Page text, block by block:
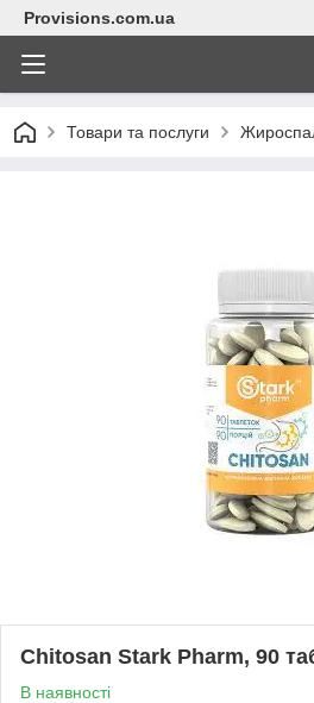
Provisions.com.ua
Товари та послуги
Chitosan Stark Pharm, 90
В наявності